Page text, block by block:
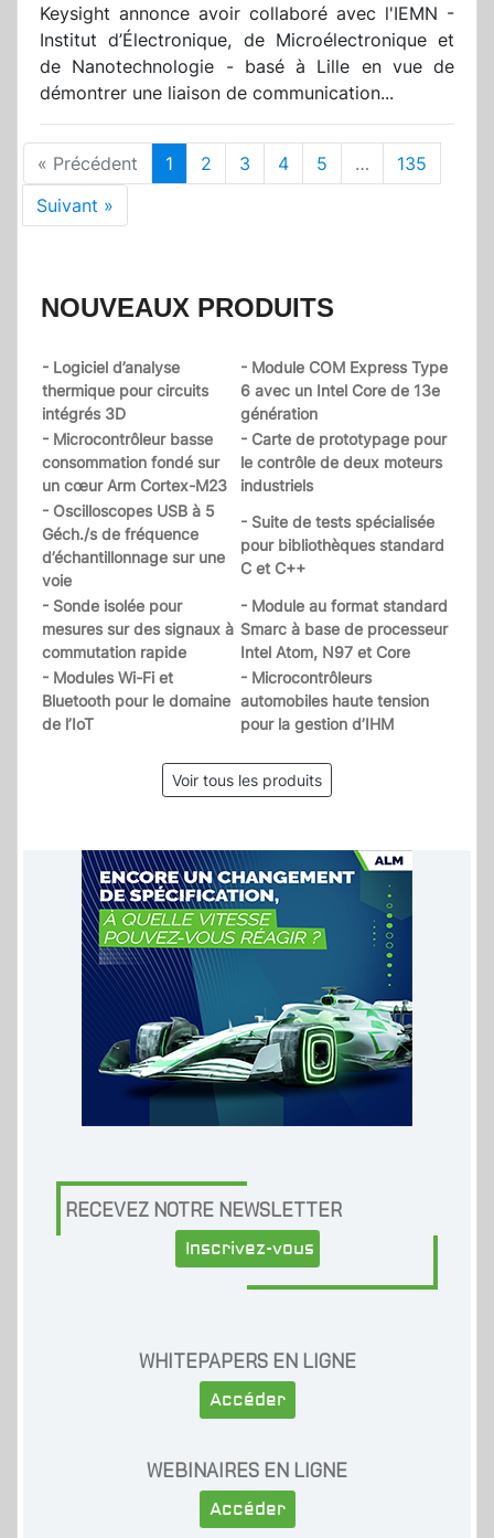
Keysight annonce avoir collaboré avec l'IEMN -
Institut d’Électronique, de Microélectronique et
de Nanotechnologie - basé à Lille en vue de
démontrer une liaison de communication...
« Précédent 1 2 3 4 5 …
135
Suivant »
NOUVEAUX PRODUITS
- Logiciel d’analyse
thermique pour circuits
intégrés 3D
- Module COM Express Type
6 avec un Intel Core de 13e
génération
- Microcontrôleur basse
consommation fondé sur
un cœur Arm Cortex-M23
- Carte de prototypage pour
le contrôle de deux moteurs
industriels
- Oscilloscopes USB à 5
Géch./s de fréquence
d’échantillonnage sur une
voie
- Suite de tests spécialisée
pour bibliothèques standard
C et C++
- Sonde isolée pour
mesures sur des signaux à
commutation rapide
- Module au format standard
Smarc à base de processeur
Intel Atom, N97 et Core
- Modules Wi-Fi et
Bluetooth pour le domaine
de l’IoT
- Microcontrôleurs
automobiles haute tension
pour la gestion d’IHM
Voir tous les produits
RECEVEZ NOTRE NEWSLETTER
Inscrivez-vous
WHITEPAPERS EN LIGNE
Accéder
WEBINAIRES EN LIGNE
Accéder